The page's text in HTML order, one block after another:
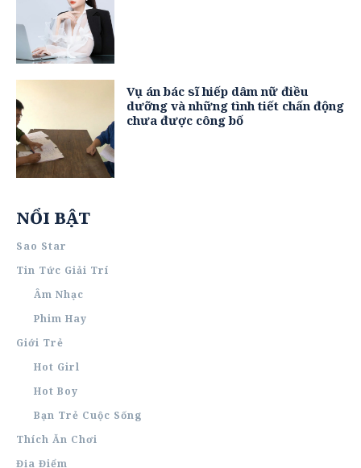
Vụ án bác sĩ hiếp dâm nữ điều
dưỡng và những tình tiết chấn động
chưa được công bố
NỔI BẬT
Sao Star
Tin Tức Giải Trí
Âm Nhạc
Phim Hay
Giới Trẻ
Hot Girl
Hot Boy
Bạn Trẻ Cuộc Sống
Thích Ăn Chơi
Địa Điểm